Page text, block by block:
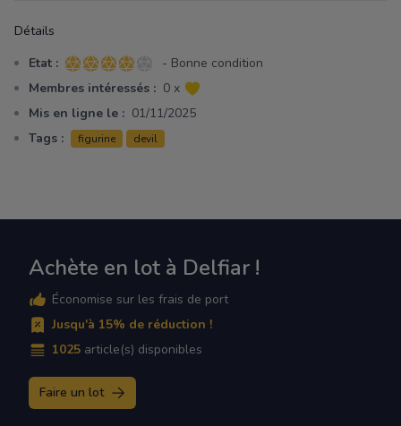
Détails
Etat : 4 sur 5 étoiles
- Bonne condition
Membres intéressés : 0 x
Mis en ligne le : 01/11/2025
Tags :
figurine devil
Achète en lot à Delfiar !
Économise sur les frais de port
Jusqu'à 15% de réduction !
1025 article(s) disponibles
Faire un lot